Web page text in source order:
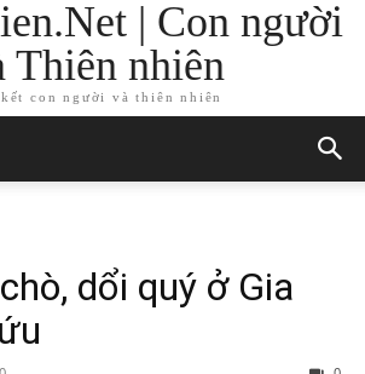
| Con người
Thiên nhiên
con người và thiên nhiên
dổi quý ở Gia